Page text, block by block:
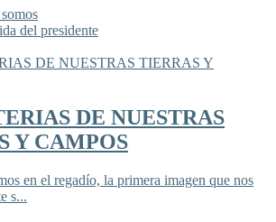
del presidente
DE NUESTRAS
Y CAMPOS
en el regadío, la primera imagen que nos
s...